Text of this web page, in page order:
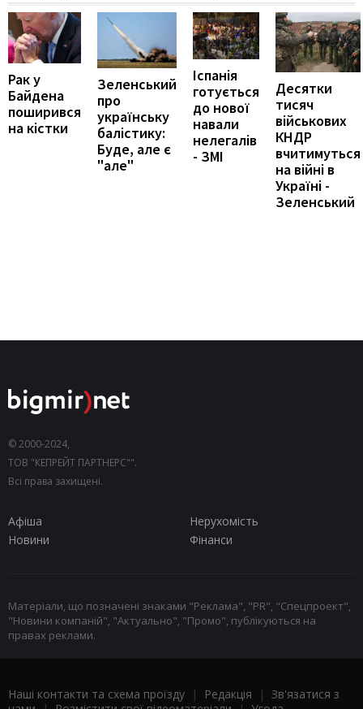
Рак у
Байдена
поширився
на кістки
Зеленський
про
українську
балістику:
Буде, але є
"але"
Іспанія
готується
до нової
навали
нелегалів
- ЗМІ
Десятки
тисяч
військових
КНДР
вчитимуться
на війні в
Україні -
Зеленський
© 2000-2024,
ТОВ "КЕПРЕЙТ ПАРТНЕРС"".
Всі права захищені.
Афіша
Нерухомість
Новини
Фінанси
Матеріали, що позначені знаками "Реклама", "PR", "Спецпроект",
"Новини компаній", "Актуально", "Промо", публікуються на
правах реклами.
Наші контакти та схема проїзду | Редакція | Зв'язатися з